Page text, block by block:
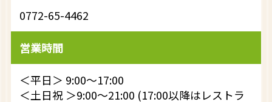
0772-65-4462
営業時間
＜平日＞ 9:00～17:00
＜土日祝 ＞9:00〜21:00 (17:00以降はレストラ